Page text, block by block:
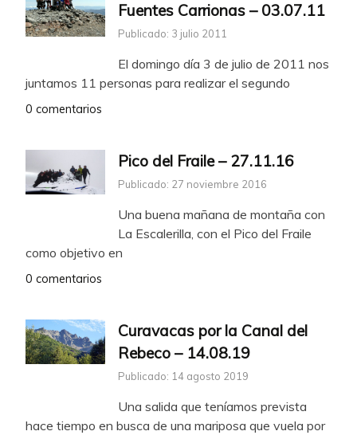
Fuentes Carrionas – 03.07.11
Publicado: 3 julio 2011
El domingo día 3 de julio de 2011 nos
juntamos 11 personas para realizar el segundo
0 comentarios
Pico del Fraile – 27.11.16
Publicado: 27 noviembre 2016
Una buena mañana de montaña con
La Escalerilla, con el Pico del Fraile
como objetivo en
0 comentarios
Curavacas por la Canal del
Rebeco – 14.08.19
Publicado: 14 agosto 2019
Una salida que teníamos prevista
hace tiempo en busca de una mariposa que vuela por